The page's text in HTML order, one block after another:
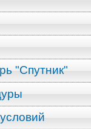
"Спутник"